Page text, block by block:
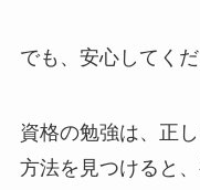
でも、安心してくだ
資格の勉強は、正
方法を見つけると